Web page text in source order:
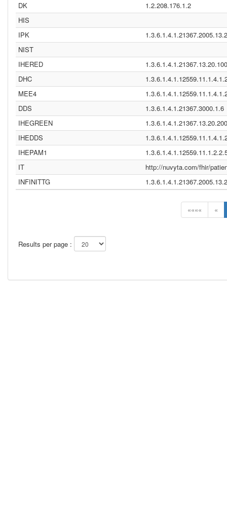
«««« «
Results per page :
DK
1.2.208.176.1.2
HIS
IPK
NIST
IHERED
DHC
MEE4
DDS
1.3.6.1.4.1.21367.3000.1.6
IHEGREEN
IHEDDS
IHEPAM1
IT
http://nuvyta.com/fhir/
INFINITTG